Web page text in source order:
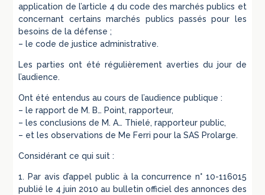
application de l’article 4 du code des marchés publics et
concernant certains marchés publics passés pour les
besoins de la défense ;
– le code de justice administrative.
Les parties ont été régulièrement averties du jour de
l’audience.
Ont été entendus au cours de l’audience publique :
– le rapport de M. B… Point, rapporteur,
– les conclusions de M. A… Thielé, rapporteur public,
– et les observations de Me Ferri pour la SAS Prolarge.
Considérant ce qui suit :
1. Par avis d’appel public à la concurrence n° 10-116015
publié le 4 juin 2010 au bulletin officiel des annonces des